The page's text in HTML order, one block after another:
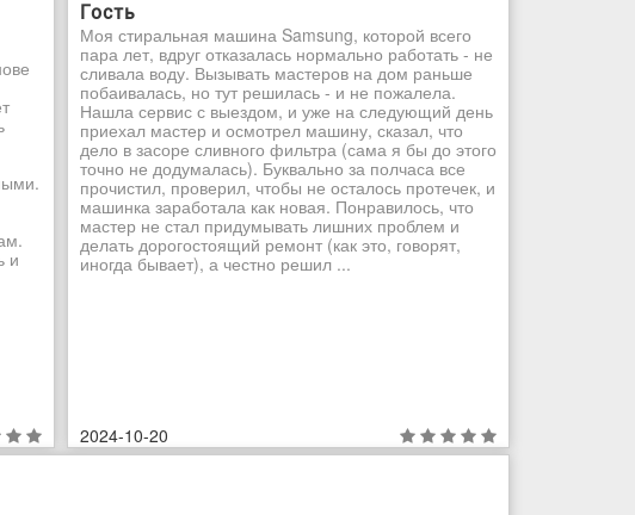
и
Гость
Моя стиральная машина Samsung, которой всего
пара лет, вдруг отказалась нормально работать - не
сливала воду. Вызывать мастеров на дом раньше
побаивалась, но тут решилась - и не пожалела.
Нашла сервис с выездом, и уже на следующий день
приехал мастер и осмотрел машину, сказал, что
дело в засоре сливного фильтра (сама я бы до этого
точно не додумалась). Буквально за полчаса все
прочистил, проверил, чтобы не осталось протечек, и
машинка заработала как новая. Понравилось, что
мастер не стал придумывать лишних проблем и
делать дорогостоящий ремонт (как это, говорят,
иногда бывает), а честно решил ...
2024-10-20